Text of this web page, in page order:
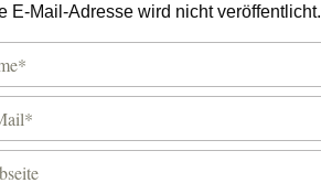
E-Mail-Adresse wird nicht veröffentlicht.